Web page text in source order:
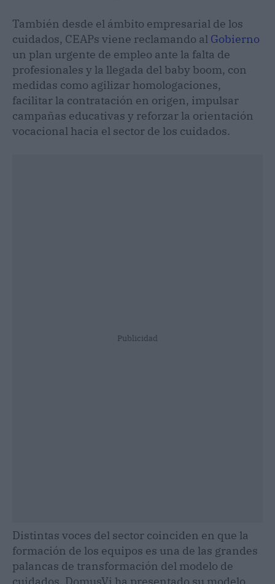
También desde el ámbito empresarial de los
cuidados, CEAPs viene reclamando al Gobierno
un plan urgente de empleo ante la falta de
profesionales y la llegada del baby boom, con
medidas como agilizar homologaciones,
facilitar la contratación en origen, impulsar
campañas educativas y reforzar la orientación
vocacional hacia el sector de los cuidados.
Publicidad
Distintas voces del sector coinciden en que la
formación de los equipos es una de las grandes
palancas de transformación del modelo de
cuidados. DomusVi ha presentado su modelo